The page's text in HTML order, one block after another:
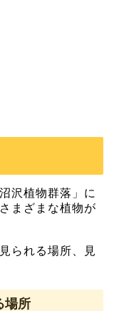
沢植物群落」に
まざまな植物が
られる場所、見
場所